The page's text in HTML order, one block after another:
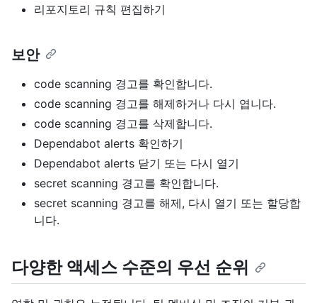
리포지토리 규칙 편집하기
보안
code scanning 경고를 확인합니다.
code scanning 경고를 해제하거나 다시 엽니다.
code scanning 경고를 삭제합니다.
Dependabot alerts 확인하기
Dependabot alerts 닫기 또는 다시 열기
secret scanning 경고를 확인합니다.
secret scanning 경고를 해제, 다시 열기 또는 할당합
니다.
다양한 액세스 수준의 우선 순위